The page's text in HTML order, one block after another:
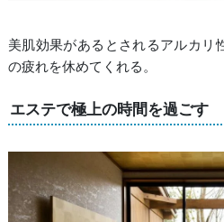
美肌効果があるとされるアルカリ
の疲れを休めてくれる。
エステで極上の時間を過ごす